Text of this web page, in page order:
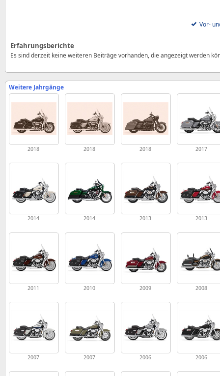
Vor-
Erfahrungsberichte
Es sind derzeit keine weiteren Beiträge vorhanden, die angezeigt werden
Weitere Jahrgänge
2018 2018 2018 2017
2014 2014 2013 2013
2011 2010 2009 2008
2007 2007 2006 2006